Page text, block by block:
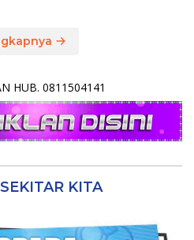
HUB. 0811504141
KITA